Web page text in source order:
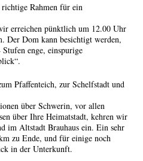
Rahmen für ein
erreichen pünktlich um 12.00 Uhr
Der Dom kann besichtigt werden,
enge, einspurige
Pfaffenteich, zur Schelfstadt und
über Schwerin, vor allen
über Ihre Heimatstadt, kehren wir
im Altstadt Brauhaus ein. Ein sehr
zu Ende, und für einige noch
in der Unterkunft.